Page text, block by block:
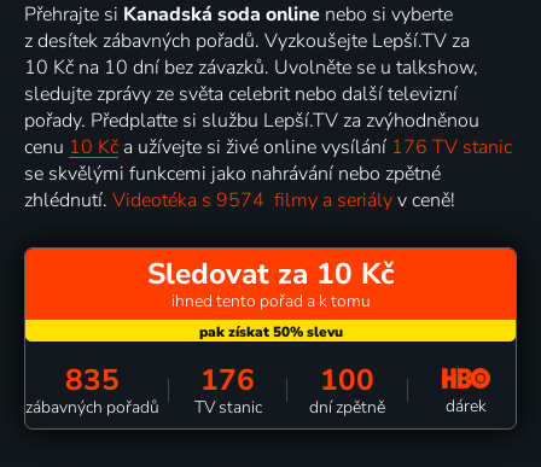
Přehrajte si Kanadská soda online nebo si vyberte
z desítek zábavných pořadů. Vyzkoušejte Lepší.TV za
10 Kč na 10 dní bez závazků. Uvolněte se u talkshow,
sledujte zprávy ze světa celebrit nebo další televizní
pořady. Předplaťte si službu Lepší.TV za zvýhodněnou
cenu 10 Kč a užívejte si živé online vysílání 176 TV stanic
se skvělými funkcemi jako nahrávání nebo zpětné
zhlédnutí. Videotéka s 9574 filmy a seriályv ceně!
Sledovat za 10 Kč
ihned tento pořad a k tomu
835
zábavných pořadů
176
TV stanic
100
dní zpětně dárek